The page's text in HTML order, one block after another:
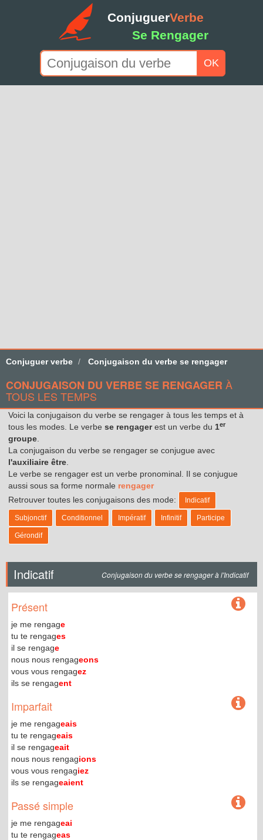
ConjuguerVerbe
Se Rengager
OK
Conjuguer verbe Conjugaison du verbe se rengager
CONJUGAISON DU VERBE SE RENGAGER À
TOUS LES TEMPS
Voici la conjugaison du verbe se rengager à tous les temps et à
tous les modes. Le verbe se rengagerest un verbe du 1er
groupe
La conjugaison du verbe se rengager se conjugue avec
l'auxiliaire être
Le verbe se rengager est un verbe pronominal. Il se conjugue
aussi sous sa forme normale rengager
Retrouver toutes les conjugaisons des mode:
Indicatif
Subjonctif Conditionnel Impératif Infinitif Participe
Gérondif
Indicatif Conjugaison du verbe se rengager à l'Indicatif
Présent
je me rengage
tu te rengages
il se rengage
nous nous rengageons
vous vous rengagez
ils se rengagent
Imparfait
je me rengageais
tu te rengageais
il se rengageait
nous nous rengagions
vous vous rengagiez
ils se rengageaient
Passé simple
je me rengageai
tu te rengageas